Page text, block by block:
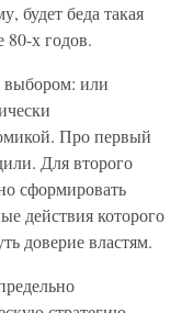
будет беда такая
80-х годов.
выбором: или
Про первый
Для второго
сформировать
действия которого
доверие властям.